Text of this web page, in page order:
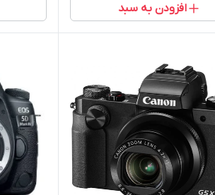
افزودن به سبد